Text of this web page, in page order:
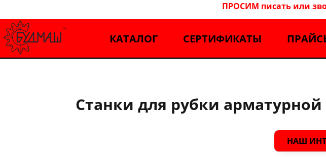
ПРОСИМ писать или
КАТАЛОГ СЕРТИФИКАТЫ
Станки для рубки
НАШ